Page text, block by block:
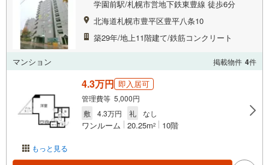
学園前駅/札幌市営地下鉄東豊線 徒歩6分
北海道札幌市豊平区豊平八条10
築29年/地上11階建て/鉄筋コンクリート
マンション 掲載物件 4件
もっと見る
4.3万円 即入居可
管理費等 5,000円
敷
4.3万円 礼 なし
ワンルーム 20.25m2 10階